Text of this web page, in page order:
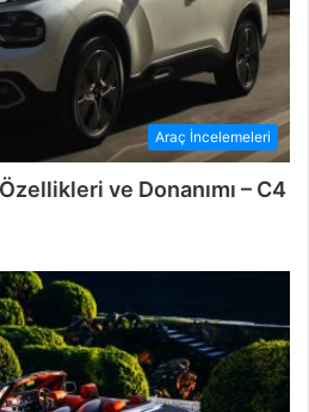
Araç İncelemeleri
ve Donanımı – C4